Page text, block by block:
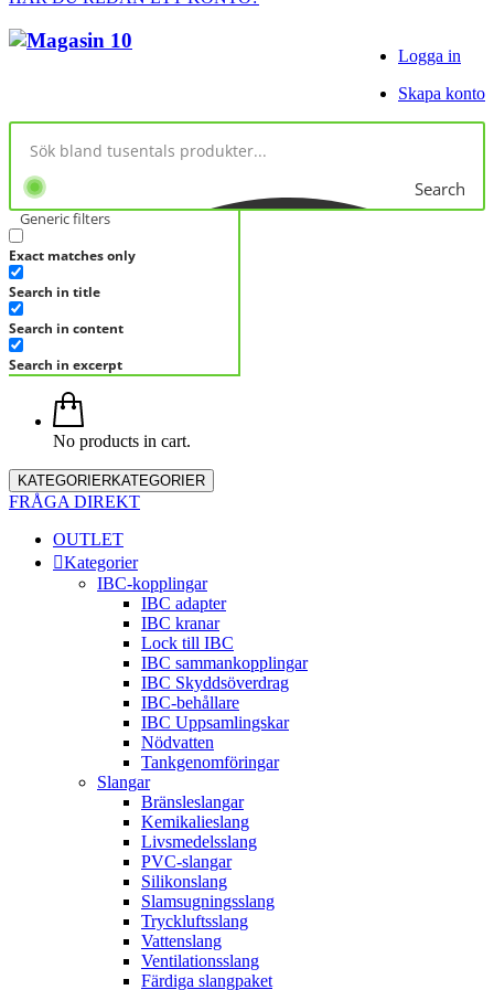
Logga in
Skapa konto
Search
Generic filters
Exact matches only
Search in title
Search in content
Search in excerpt
No products in cart.
KATEGORIERKATEGORIER
FRÅGA DIREKT
OUTLET
Kategorier
IBC-kopplingar
IBC adapter
IBC kranar
Lock till IBC
IBC sammankopplingar
IBC Skyddsöverdrag
IBC-behållare
IBC Uppsamlingskar
Nödvatten
Tankgenomföringar
Slangar
Bränsleslangar
Kemikalieslang
Livsmedelsslang
PVC-slangar
Silikonslang
Slamsugningsslang
Tryckluftsslang
Vattenslang
Ventilationsslang
Färdiga slangpaket